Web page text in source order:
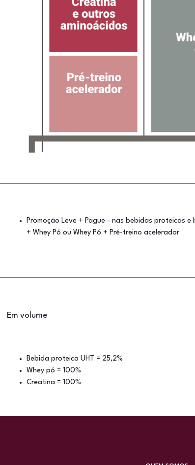
Promoção Leve + Pague - nas bebidas proteicas
+ Whey Pó ou Whey Pó + Pré-treino acelerador
Em volume
Bebida proteica UHT = 25,2%
Whey pó = 100%
Creatina = 100%